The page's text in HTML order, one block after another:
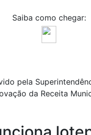
Saiba como chegar:
pela
da Receita